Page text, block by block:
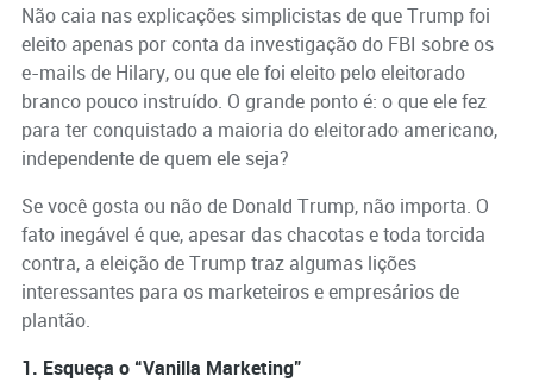
Não caia nas explicações simplicistas de que Trump foi
eleito apenas por conta da investigação do FBI sobre os
e-mails de Hilary, ou que ele foi eleito pelo eleitorado
branco pouco instruído. O grande ponto é: o que ele fez
para ter conquistado a maioria do eleitorado americano,
independente de quem ele seja?
Se você gosta ou não de Donald Trump, não importa. O
fato inegável é que, apesar das chacotas e toda torcida
contra, a eleição de Trump traz algumas lições
interessantes para os marketeiros e empresários de
plantão.
1. Esqueça o “Vanilla Marketing”